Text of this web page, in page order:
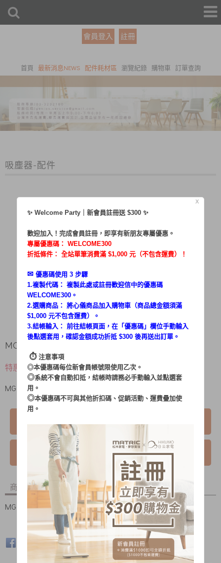
會員登入 註冊
首頁 最新消息NEWS 配件耗材區 瀏覽紀錄 購物車 訂單查詢
吸塵器-配件
MG-VC1020/1803集塵袋(L45-ZD110-027)
特惠價$ 60
MG-VC1020/1803集塵袋
我要購買
我要詢問
商品內容
商品討論
MG-VC1020/1803集塵袋
X
✨ Welcome Party｜新會員註冊送 $300 ✨
歡迎加入！完成會員註冊，即享有新朋友專屬優惠。
專屬優惠碼： WELCOME300
折抵條件： 全站單筆消費滿 $1,000 元（不包含運費）！
✉︎ 優惠碼使用 3 步驟
1.複製代碼： 複製此處或註冊歡迎信中的優惠碼
WELCOME300。
2.選購商品： 將心儀商品加入購物車（商品總金額須滿
$1,000 元不包含運費）。
3.結帳輸入： 前往結帳頁面，在「優惠碼 」欄位手動輸入
後點選套用，確認金額成功折抵 $300 後再送出訂單。
⏱︎ 注意事項
◎本優惠碼每位新會員帳號限使用乙次。
◎系統不會自動扣抵，結帳時請務必手動輸入並點選套
用。
◎本優惠碼不可與其他折扣碼、促銷活動、運費疊加使
用。